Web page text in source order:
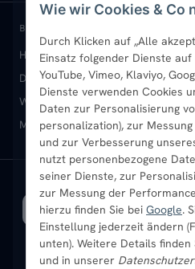
Wie wir Cookies & Co
Durch Klicken auf „Alle
Einsatz folgender Dienste
YouTube, Vimeo, Klaviyo,
Dienste verwenden Cookies
Daten zur Personalisierung
personalization), zur
und zur Verbesserung
nutzt personenbezogene
seiner Dienste, zur
zur Messung der
hierzu finden Sie bei Google.
Einstellung jederzeit ändern
unten). Weitere Details finden
und in unserer
Paneelheizkörper
Vertikal-Heizkörper
Heizkörper-Zubehör
Rückgabe & Widerruf
Garantie & Gewährleistung
Montageservice vor Ort
Sendung verfolgen
Standort & Abholung Jüchen
B2B-Kunden
Karriere
Ratgeber
Bestpreisgarantie
Anmelden / Mein Konto
Merkliste
Newsletter
Aktuelle Angebote
BELIEBTE KATEGORIEN
Heizkörper kaufenBadheizkörper
Design-HeizkörperPaneelheizkörper
Wandheizkörper Wohnraum-
Mischbetrieb-Heizkörper
SICHERE ZAHLUNG